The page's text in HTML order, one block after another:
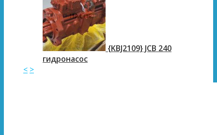
{KBJ2109} JCB 240
гидронасос
< >